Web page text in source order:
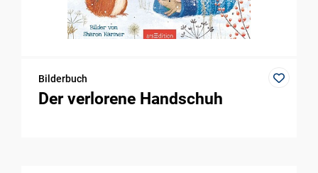
Bilderbuch
Der verlorene Handschuh